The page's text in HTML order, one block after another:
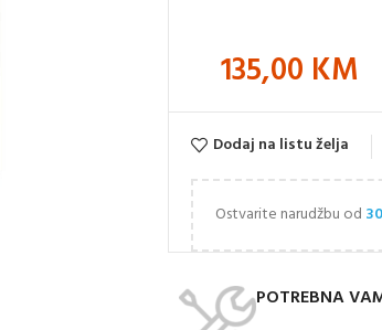
135,00 KM
Dodaj na listu želja
Ostvarite narudžbu od
POTREBNA